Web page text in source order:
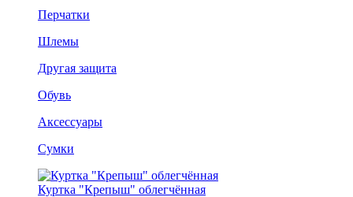
Перчатки
Шлемы
Другая защита
Обувь
Аксессуары
Сумки
Куртка "Крепыш" облегчённая